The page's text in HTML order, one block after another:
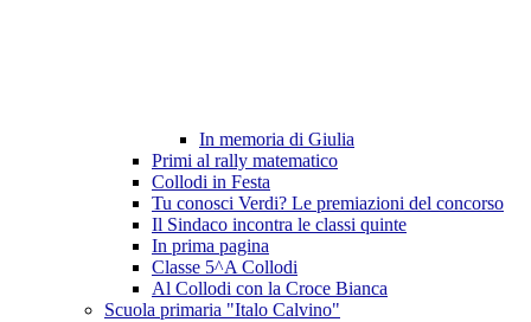
In memoria di Giulia
Primi al rally matematico
Collodi in Festa
Tu conosci Verdi? Le premiazioni del concorso
Il Sindaco incontra le classi quinte
In prima pagina
Classe 5^A Collodi
Al Collodi con la Croce Bianca
Scuola primaria "Italo Calvino"